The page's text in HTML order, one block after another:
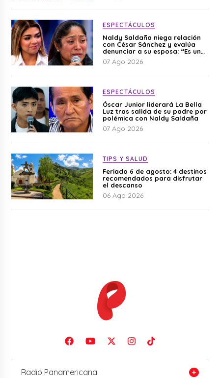
ESPECTÁCULOS
Naldy Saldaña niega relación
con César Sánchez y evalúa
denunciar a su esposa: “Es una
difamación”
07 Ago 2026
ESPECTÁCULOS
Óscar Junior liderará La Bella
Luz tras salida de su padre por
polémica con Naldy Saldaña
07 Ago 2026
TIPS Y SALUD
Feriado 6 de agosto: 4 destinos
recomendados para disfrutar
el descanso
06 Ago 2026
Radio Panamericana